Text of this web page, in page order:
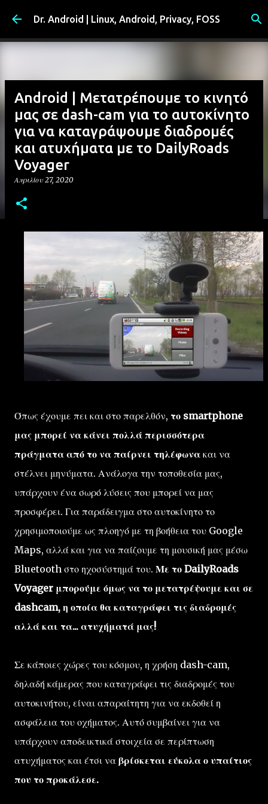
Μετάβαση στο κύριο περιεχόμενο
Dr. Android | Linux, Android, Privacy, FOSS
Android | Μετατρέπουμε το κινητό
μας σε dash-cam για το αυτοκίνητο
για να καταγράψουμε διαδρομές
και ατυχήματα με το DailyRoads
Voyager
Απριλίου 27, 2020
Όπως έχουμε πει και στο παρελθόν, το smartphone
μας μπορεί να κάνει πολλά περισσότερα
πράγματα από το να παίρνει τηλέφωνα και να
στέλνει μηνύματα. Ανάλογα την τοποθεσία μας,
υπάρχουν ένα σωρό λύσεις που μπορεί να μας
προσφέρει. Για παράδειγμα στο αυτοκίνητο το
χρησιμοποιούμε ως πλοηγό με τη βοήθεια του Google
Maps, αλλά και για να παίζουμε τη μουσική μας μέσω
Bluetooth στο ηχοσύστημά του. Με το DailyRoads
Voyager μπορούμε όμως να το μετατρέψουμε και σε
dashcam, η οποία θα καταγράφει τις διαδρομές
αλλά και τα... ατυχήματά μας!
Σε κάποιες χώρες του κόσμου, η χρήση dash-cam,
δηλαδή κάμερας που καταγράφει τις διαδρομές του
αυτοκινήτου, είναι απαραίτητη για να εκδοθεί η
ασφάλεια του οχήματος. Αυτό συμβαίνει για να
υπάρχουν αποδεικτικά στοιχεία σε περίπτωση
ατυχήματος και έτσι να βρίσκεται εύκολα ο υπαίτιος
που το προκάλεσε.